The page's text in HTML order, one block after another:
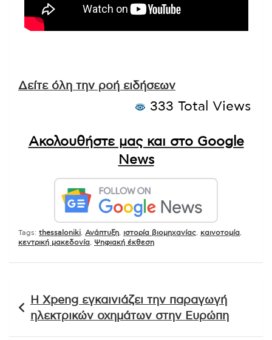
Δείτε όλη την ροή ειδήσεων
333 Total Views
Ακολουθήστε μας και στο Google
News
Tags: thessaloniki Ανάπτυξη ιστορία βιομηχανίας καινοτομία
κεντρική μακεδονία
Ψηφιακή έκθεση
άρθρων
Η Xpeng εγκαινιάζει την παραγωγή
ηλεκτρικών οχημάτων στην Ευρώπη